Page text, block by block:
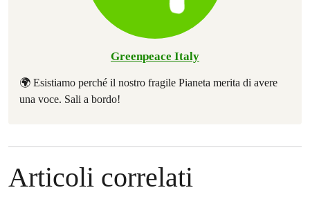
Greenpeace Italy
🌍 Esistiamo perché il nostro fragile Pianeta merita di avere
una voce. Sali a bordo!
Articoli correlati